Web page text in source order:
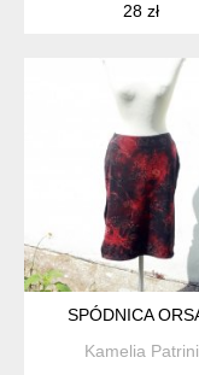
28 zł
SPÓDNICA
Kamelia Patrini